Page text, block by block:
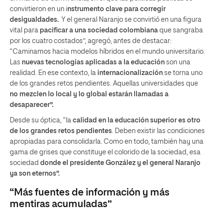
convirtieron en un instrumento clave para corregir
desigualdades. Y el general Naranjo se convirtió en una figura
vital para pacificar a una sociedad colombiana que sangraba
por los cuatro costados”, agregó, antes de destacar:
“Caminamos hacia modelos híbridos en el mundo universitario.
Las nuevas tecnologías aplicadas a la educación son una
realidad. En ese contexto, la internacionalización se torna uno
de los grandes retos pendientes. Aquellas universidades que
no mezclen lo local y lo global estarán llamadas a
desaparecer”.
Desde su óptica, “la calidad en la educación superior es otro
de los grandes retos pendientes. Deben existir las condiciones
apropiadas para consolidarla. Como en todo, también hay una
gama de grises que constituye el colorido de la sociedad, esa
sociedad donde el presidente González y el general Naranjo
ya son eternos”.
“Más fuentes de información y más
mentiras acumuladas”